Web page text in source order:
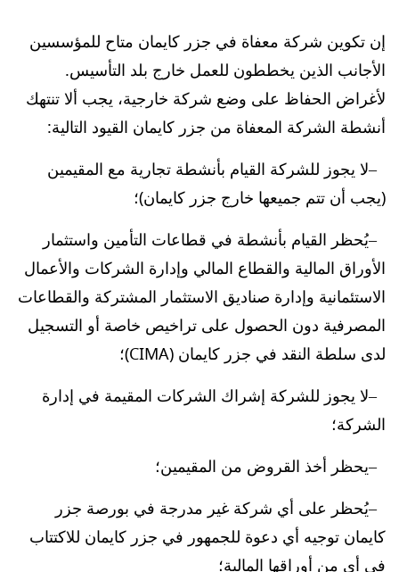
إن تكوين شركة معفاة في جزر كايمان متاح للمؤسسين
الأجانب الذين يخططون للعمل خارج بلد التأسيس.
لأغراض الحفاظ على وضع شركة خارجية، يجب ألا تنتهك
أنشطة الشركة المعفاة من جزر كايمان القيود التالية:
لا يجوز للشركة القيام بأنشطة تجارية مع المقيمين
(يجب أن تتم جميعها خارج جزر كايمان)؛
يُحظر القيام بأنشطة في قطاعات التأمين واستثمار
الأوراق المالية والقطاع المالي وإدارة الشركات والأعمال
الاستئمانية وإدارة صناديق الاستثمار المشتركة والقطاعات
المصرفية دون الحصول على تراخيص خاصة أو التسجيل
لدى سلطة النقد في جزر كايمان (CIMA)؛
لا يجوز للشركة إشراك الشركات المقيمة في إدارة
الشركة؛
يحظر أخذ القروض من المقيمين؛
يُحظر على أي شركة غير مدرجة في بورصة جزر
كايمان توجيه أي دعوة للجمهور في جزر كايمان للاكتتاب
في أي من أوراقها المالية؛